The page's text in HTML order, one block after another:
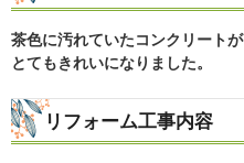
茶色に汚れていたコンクリートが
とてもきれいになりました。
リフォーム工事内容